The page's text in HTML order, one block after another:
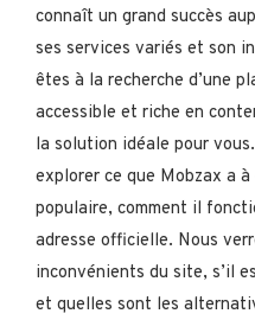
connaît un grand succès
ses services variés et son
êtes à la recherche d’une
accessible et riche en
la solution idéale pour
explorer ce que Mobzax a
populaire, comment il
adresse officielle. Nous
inconvénients du site, s’il
et quelles sont les